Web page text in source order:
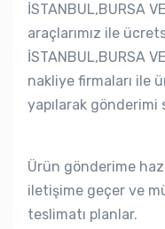
İSTANBUL,BURSA
araçlarımız ile
İSTANBUL,BURSA
nakliye firmaları ile
yapılarak gönderimi
Ürün gönderime
iletişime geçer ve
teslimatı planlar.